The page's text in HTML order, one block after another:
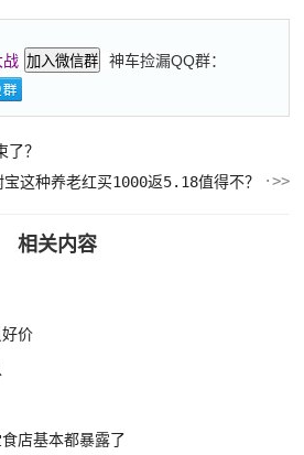
战 加入微信群
神车捡漏QQ群：
？
宝这种养老红买1000返5.18值得不？
相关内容
价
店基本都暴露了